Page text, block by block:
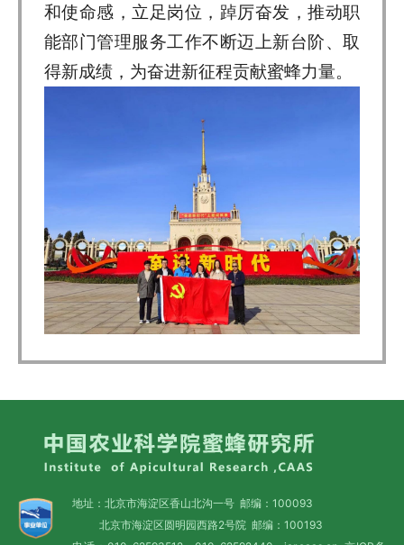
和使命感，立足岗位，踔厉奋发，推动职
能部门管理服务工作不断迈上新台阶、取
得新成绩，为奋进新征程贡献蜜蜂力量。
地址：北京市海淀区香山北沟一号 邮编：100093
北京市海淀区圆明园西路2号院 邮编：100193